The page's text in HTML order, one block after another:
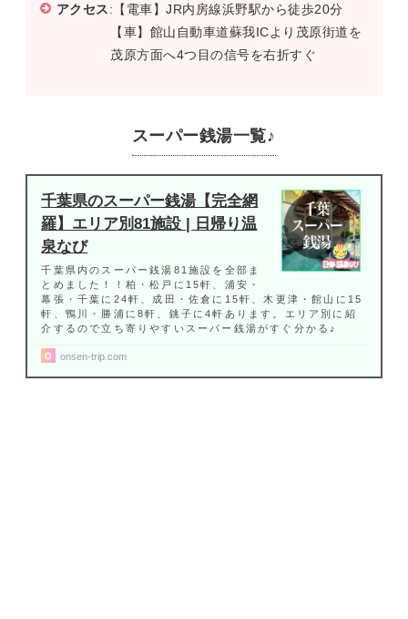
アクセス:【電車】JR内房線浜野駅から徒歩20分
【車】館山自動車道蘇我ICより茂原街道を
茂原方面へ4つ目の信号を右折すぐ
スーパー銭湯一覧♪
千葉県のスーパー銭湯【完全網
羅】エリア別81施設 | 日帰り温
泉なび
千葉県内のスーパー銭湯81施設を全部ま
とめました！！柏・松戸に15軒、浦安・
幕張・千葉に24軒、成田・佐倉に15軒、木更津・館山に15
軒、鴨川・勝浦に8軒、銚子に4軒あります。エリア別に紹
介するので立ち寄りやすいスーパー銭湯がすぐ分かる♪
onsen-trip.com